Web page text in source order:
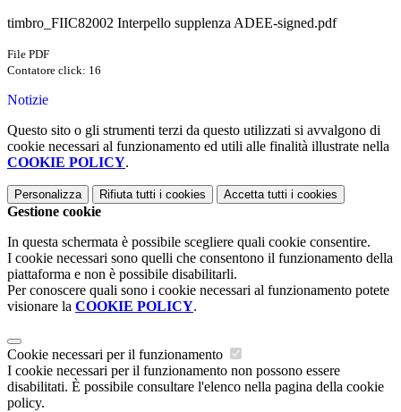
timbro_FIIC82002 Interpello supplenza ADEE-signed.pdf
File PDF
Contatore click: 16
Notizie
Questo sito o gli strumenti terzi da questo utilizzati si avvalgono di
cookie necessari al funzionamento ed utili alle finalità illustrate nella
COOKIE POLICY.
Personalizza Rifiuta tutti i cookies Accetta tutti i cookies
Gestione cookie
In questa schermata è possibile scegliere quali cookie consentire.
I cookie necessari sono quelli che consentono il funzionamento della
piattaforma e non è possibile disabilitarli.
Per conoscere quali sono i cookie necessari al funzionamento potete
visionare la COOKIE POLICY.
Cookie necessari per il funzionamento
I cookie necessari per il funzionamento non possono essere
disabilitati. È possibile consultare l'elenco nella pagina della cookie
policy.